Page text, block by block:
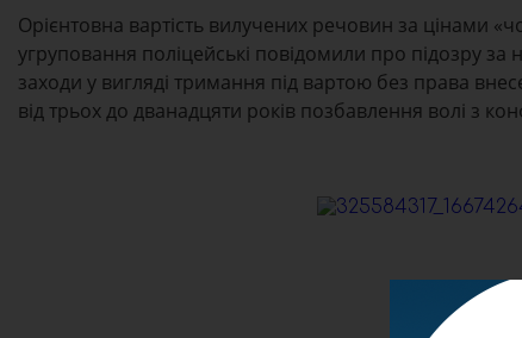
Орієнтовна вартість вилучених речовин за цінами
угруповання поліцейські повідомили про підозру
заходи у вигляді тримання під вартою без права
від трьох до дванадцяти років позбавлення волі з